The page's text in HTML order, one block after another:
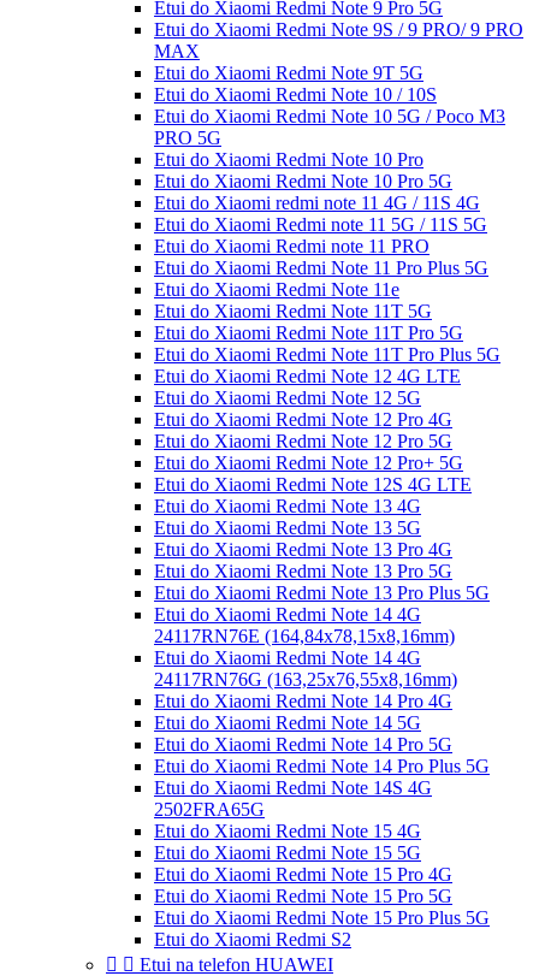
Etui do Xiaomi Redmi Note 9 Pro 5G
Etui do Xiaomi Redmi Note 9S / 9 PRO/ 9 PRO
MAX
Etui do Xiaomi Redmi Note 9T 5G
Etui do Xiaomi Redmi Note 10 / 10S
Etui do Xiaomi Redmi Note 10 5G / Poco M3
PRO 5G
Etui do Xiaomi Redmi Note 10 Pro
Etui do Xiaomi Redmi Note 10 Pro 5G
Etui do Xiaomi redmi note 11 4G / 11S 4G
Etui do Xiaomi Redmi note 11 5G / 11S 5G
Etui do Xiaomi Redmi note 11 PRO
Etui do Xiaomi Redmi Note 11 Pro Plus 5G
Etui do Xiaomi Redmi Note 11e
Etui do Xiaomi Redmi Note 11T 5G
Etui do Xiaomi Redmi Note 11T Pro 5G
Etui do Xiaomi Redmi Note 11T Pro Plus 5G
Etui do Xiaomi Redmi Note 12 4G LTE
Etui do Xiaomi Redmi Note 12 5G
Etui do Xiaomi Redmi Note 12 Pro 4G
Etui do Xiaomi Redmi Note 12 Pro 5G
Etui do Xiaomi Redmi Note 12 Pro+ 5G
Etui do Xiaomi Redmi Note 12S 4G LTE
Etui do Xiaomi Redmi Note 13 4G
Etui do Xiaomi Redmi Note 13 5G
Etui do Xiaomi Redmi Note 13 Pro 4G
Etui do Xiaomi Redmi Note 13 Pro 5G
Etui do Xiaomi Redmi Note 13 Pro Plus 5G
Etui do Xiaomi Redmi Note 14 4G
24117RN76E (164,84x78,15x8,16mm)
Etui do Xiaomi Redmi Note 14 4G
24117RN76G (163,25x76,55x8,16mm)
Etui do Xiaomi Redmi Note 14 Pro 4G
Etui do Xiaomi Redmi Note 14 5G
Etui do Xiaomi Redmi Note 14 Pro 5G
Etui do Xiaomi Redmi Note 14 Pro Plus 5G
Etui do Xiaomi Redmi Note 14S 4G
2502FRA65G
Etui do Xiaomi Redmi Note 15 4G
Etui do Xiaomi Redmi Note 15 5G
Etui do Xiaomi Redmi Note 15 Pro 4G
Etui do Xiaomi Redmi Note 15 Pro 5G
Etui do Xiaomi Redmi Note 15 Pro Plus 5G
Etui do Xiaomi Redmi S2
  Etui na telefon HUAWEI